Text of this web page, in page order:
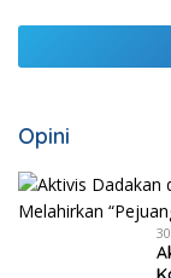
Opini